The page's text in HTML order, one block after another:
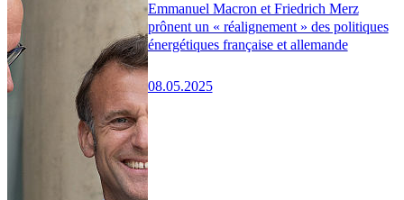
Emmanuel Macron et Friedrich Merz
prônent un « réalignement » des politiques
énergétiques française et allemande
08.05.2025